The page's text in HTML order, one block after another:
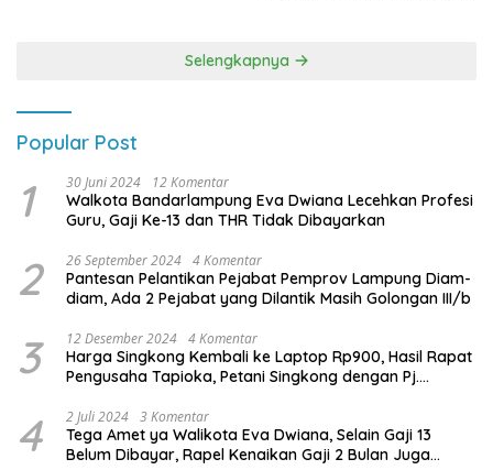
Selengkapnya
Popular Post
1 30 Juni 2024 12 Komentar
Walkota Bandarlampung Eva Dwiana Lecehkan Profesi
Guru, Gaji Ke-13 dan THR Tidak Dibayarkan
2 26 September 2024 4 Komentar
Pantesan Pelantikan Pejabat Pemprov Lampung Diam-
diam, Ada 2 Pejabat yang Dilantik Masih Golongan III/b
3 12 Desember 2024 4 Komentar
Harga Singkong Kembali ke Laptop Rp900, Hasil Rapat
Pengusaha Tapioka, Petani Singkong dengan Pj.
4 2 Juli 2024 3 Komentar
Tega Amet ya Walikota Eva Dwiana, Selain Gaji 13
Belum Dibayar, Rapel Kenaikan Gaji 2 Bulan Juga